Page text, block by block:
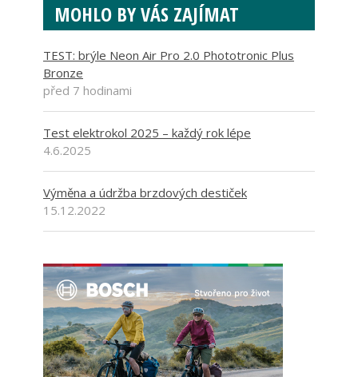
MOHLO BY VÁS ZAJÍMAT
TEST: brýle Neon Air Pro 2.0 Phototronic Plus
Bronze
před 7 hodinami
Test elektrokol 2025 – každý rok lépe
4.6.2025
Výměna a údržba brzdových destiček
15.12.2022